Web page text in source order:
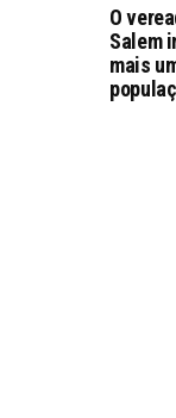
O
Salem
mais